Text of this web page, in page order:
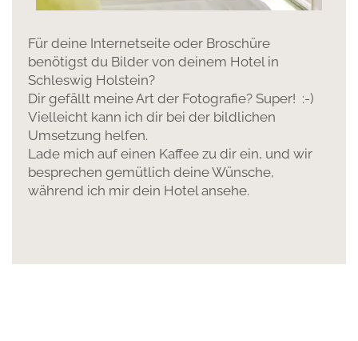
Für deine Internetseite oder Broschüre
benötigst du Bilder von deinem Hotel in
Schleswig Holstein?
Dir gefällt meine Art der Fotografie? Super! :-)
Vielleicht kann ich dir bei der bildlichen
Umsetzung helfen.
Lade mich auf einen Kaffee zu dir ein, und wir
besprechen gemütlich deine Wünsche,
während ich mir dein Hotel ansehe.